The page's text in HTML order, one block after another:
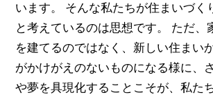
います。 そんな私たちが住まいづく
と考えているのは思想です。 ただ、
を建てるのではなく、新しい住まい
がかけがえのないものになる様に、
や夢を具現化することこそが、私た